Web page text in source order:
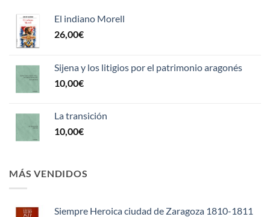
El indiano Morell
26,00€
Sijena y los litigios por el patrimonio aragonés
10,00€
La transición
10,00€
MÁS VENDIDOS
Siempre Heroica ciudad de Zaragoza 1810-1811